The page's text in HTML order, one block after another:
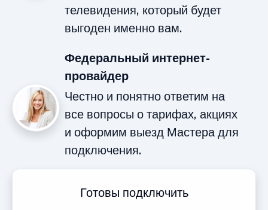
телевидения, который будет
выгоден именно вам.
Федеральный интернет-
провайдер
Честно и понятно ответим на
все вопросы о тарифах, акциях
и оформим выезд Мастера для
подключения.
Готовы подключить